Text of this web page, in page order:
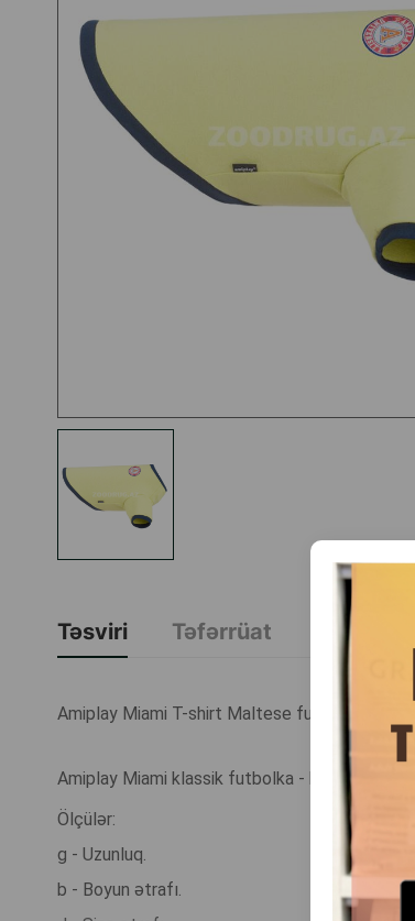
Təsviri Təfərrüat Brend
Amiplay Miami T-shirt Maltese futbolkası.
Amiplay Miami klassik futbolka - kiçik itlər
Ölçülər:
g - Uzunluq.
b - Boyun ətrafı.